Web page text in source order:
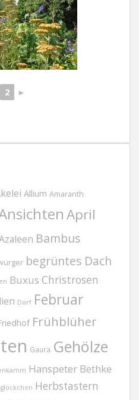
2 ►
Allium Amaranth
April
Bambus
begrüntes Dach
Buxus Christrosen
Dorf Februar
Frühblüher
Gaura Gehölze
Hanspeter Bethke
Herbstastern